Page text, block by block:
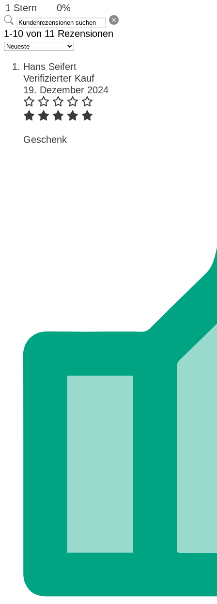
1 Stern
0%
1-10 von 11 Rezensionen
Hans Seifert
Verifizierter Kauf
19. Dezember 2024
Geschenk